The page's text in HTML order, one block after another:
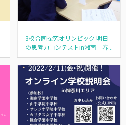
3校合同探究オリンピック 明日
の思考力コンテストin湘南 春...